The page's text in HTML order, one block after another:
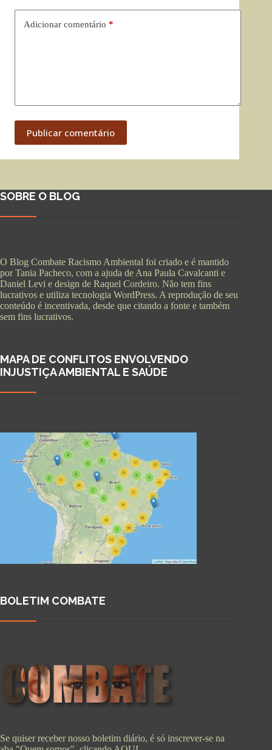
Adicionar comentário *
Publicar comentário
SOBRE O BLOG
O Blog Combate Racismo Ambiental foi criado e é mantido
por Tania Pacheco, com a ajuda de Ana Paula Cavalcanti e
Daniel Levi e design de Raquel Cordeiro. Não tem fins
lucrativos e utiliza tecnologia WordPress. A reprodução de seu
conteúdo é incentivada, desde que citando a fonte e também
sem fins lucrativos.
MAPA DE CONFLITOS ENVOLVENDO
INJUSTIÇA AMBIENTAL E SAÚDE
BOLETIM COMBATE
Se quiser receber nosso boletim diário, é só inscrever-se na